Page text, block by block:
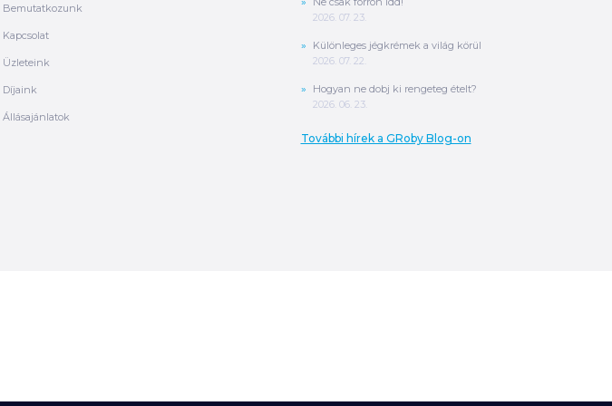
Bemutatkozunk
Kapcsolat
Üzleteink
Díjaink
Állásajánlatok
2026. 07. 23.
Különleges jégkrémek a világ körül
2026. 07. 22.
Hogyan ne dobj ki rengeteg ételt?
2026. 06. 23.
További hírek a GRoby Blog-on